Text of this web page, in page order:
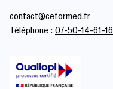
contact@ceformed.fr
Téléphone : 07-50-14-61-16